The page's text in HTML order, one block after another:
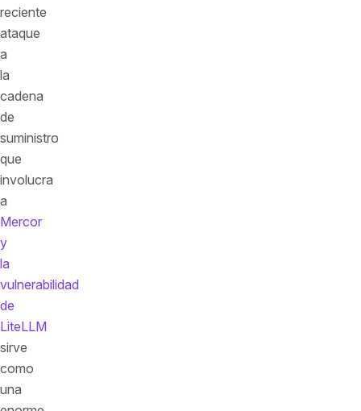
reciente
ataque
a
la
cadena
de
suministro
que
involucra
a
Mercor
y
la
vulnerabilidad
de
LiteLLM
sirve
como
una